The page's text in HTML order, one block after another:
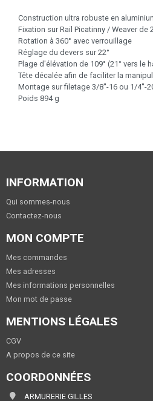
Construction ultra robuste en
Fixation sur Rail Picatinny / Weaver de
Rotation à 360° avec verrouillage
Réglage du devers sur 22°
Plage d'élévation de 109° (21° vers le
Tête décalée afin de faciliter la
Montage sur filetage 3/8''-16 ou 1/4''-
Poids 894 g
INFORMATION
Qui sommes-nous
Contactez-nous
MON COMPTE
Mes commandes
Mes adresses
Mes informations personnelles
Mon mot de passe
MENTIONS LÉGALES
CGV
A propos de ce site
COORDONNÉES
ARMURERIE GILLES